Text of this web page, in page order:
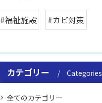
#福祉施設 #カビ対策
カテゴリー Categories
全てのカテゴリー